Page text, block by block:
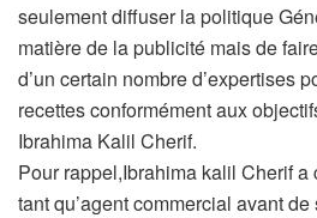
seulement diffuser la politique
matière de la publicité mais de
d’un certain nombre d’expertises
recettes conformément aux
Ibrahima Kalil Cherif.
Pour rappel,Ibrahima kalil Cherif a
tant qu’agent commercial avant